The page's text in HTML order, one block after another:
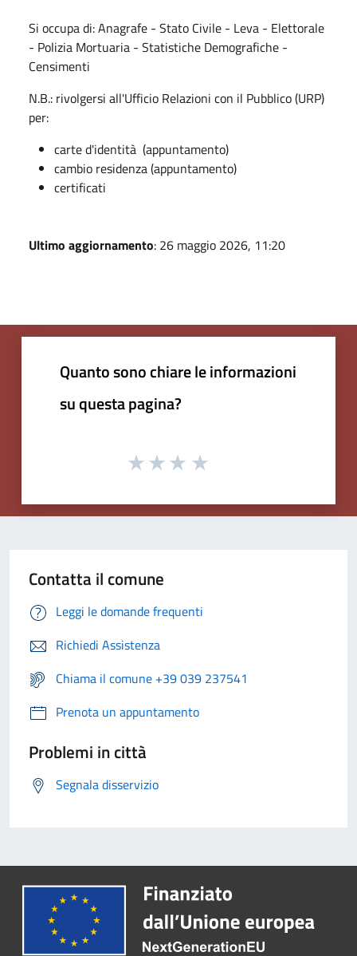
Si occupa di: Anagrafe - Stato Civile - Leva - Elettorale
- Polizia Mortuaria - Statistiche Demografiche -
Censimenti
N.B.: rivolgersi all'Ufficio Relazioni con il Pubblico (URP)
per:
carte d'identità (appuntamento)
cambio residenza (appuntamento)
certificati
Ultimo aggiornamento: 26 maggio 2026, 11:20
Quanto sono chiare le informazioni
su questa pagina?
Contatta il comune
Leggi le domande frequenti
Richiedi Assistenza
Chiama il comune +39 039 237541
Prenota un appuntamento
Problemi in città
Segnala disservizio